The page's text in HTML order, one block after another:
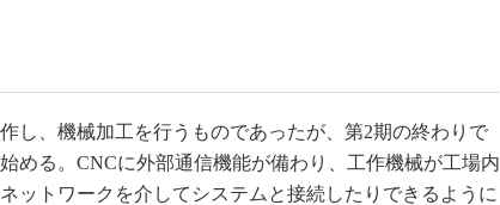
グローバル設計・開発
制御セキュリティ
新型コロナへの対応
し、機械加工を行うものであったが、第2期の終わりで
める。CNCに外部通信機能が備わり、工作機械が工場内
ットワークを介してシステムと接続したりできるように